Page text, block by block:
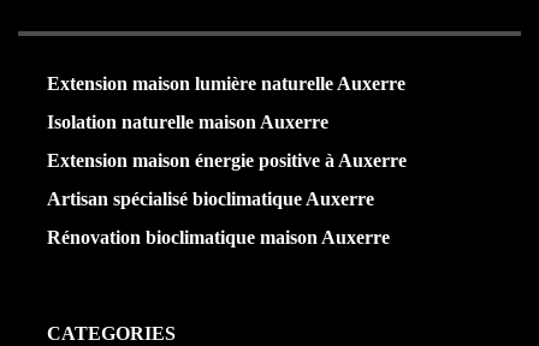
Extension maison lumière naturelle Auxerre
Isolation naturelle maison Auxerre
Extension maison énergie positive à Auxerre
Artisan spécialisé bioclimatique Auxerre
Rénovation bioclimatique maison Auxerre
CATEGORIES